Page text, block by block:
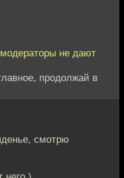
не дают
продолжай в
смотрю